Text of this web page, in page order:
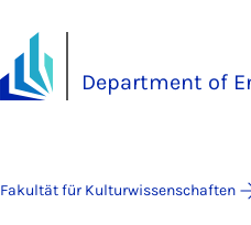
Department of
Fakultät für Kulturwissenschaften